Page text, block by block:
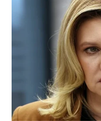
GORONTALO
WN
SULUT